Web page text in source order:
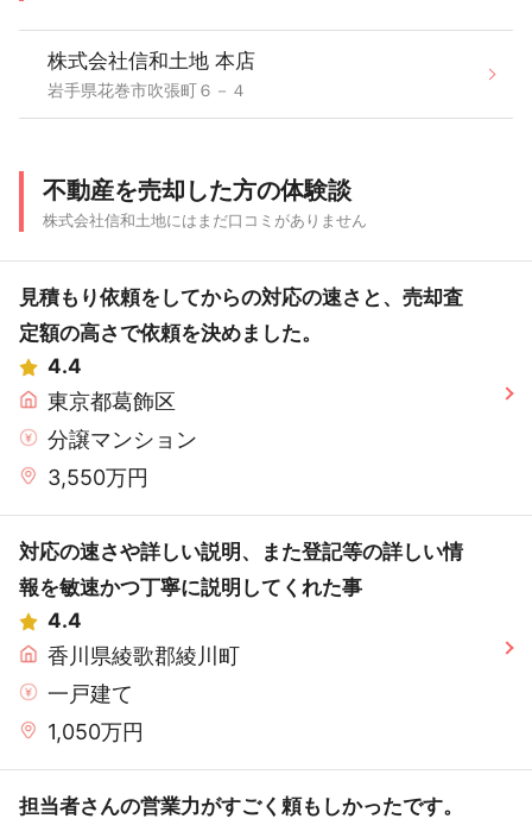
株式会社信和土地 本店
岩手県花巻市吹張町６－４
不動産を売却した方の体験談
株式会社信和土地にはまだ口コミがありません
見積もり依頼をしてからの対応の速さと、売却査
定額の高さで依頼を決めました。
4.4
東京都葛飾区
分譲マンション
3,550万円
対応の速さや詳しい説明、また登記等の詳しい情
報を敏速かつ丁寧に説明してくれた事
4.4
香川県綾歌郡綾川町
一戸建て
1,050万円
担当者さんの営業力がすごく頼もしかったです。